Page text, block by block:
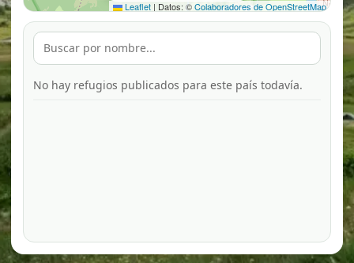
Leaflet | Datos: ©Colaboradores de OpenStreetMap
No hay refugios publicados para este país todavía.